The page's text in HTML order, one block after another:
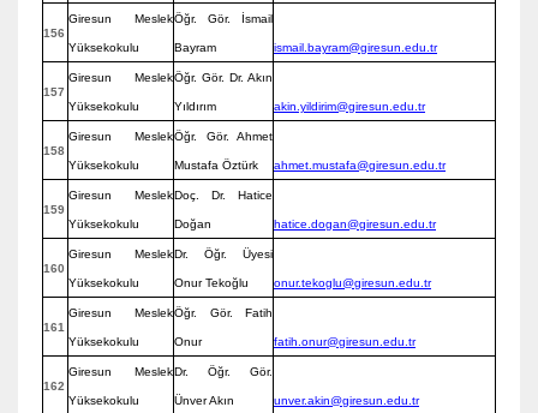
156
Giresun Meslek
Yüksekokulu
Öğr. Gör. İsmail
Bayram ismail.bayram@giresun.edu.tr
157
Giresun Meslek
Yüksekokulu
Öğr. Gör. Dr. Akın
Yıldırım akin.yildirim@giresun.edu.tr
158
Giresun Meslek
Yüksekokulu
Öğr. Gör. Ahmet
Mustafa Öztürk ahmet.mustafa@giresun.edu.tr
159
Giresun Meslek
Yüksekokulu
Doç. Dr. Hatice
Doğan hatice.dogan@giresun.edu.tr
160
Giresun Meslek
Yüksekokulu
Dr. Öğr. Üyesi
Onur Tekoğlu onur.tekoglu@giresun.edu.tr
161
Giresun Meslek
Yüksekokulu
Öğr. Gör. Fatih
Onur fatih.onur@giresun.edu.tr
162
Giresun Meslek
Yüksekokulu
Dr. Öğr. Gör.
Ünver Akın unver.akin@giresun.edu.tr